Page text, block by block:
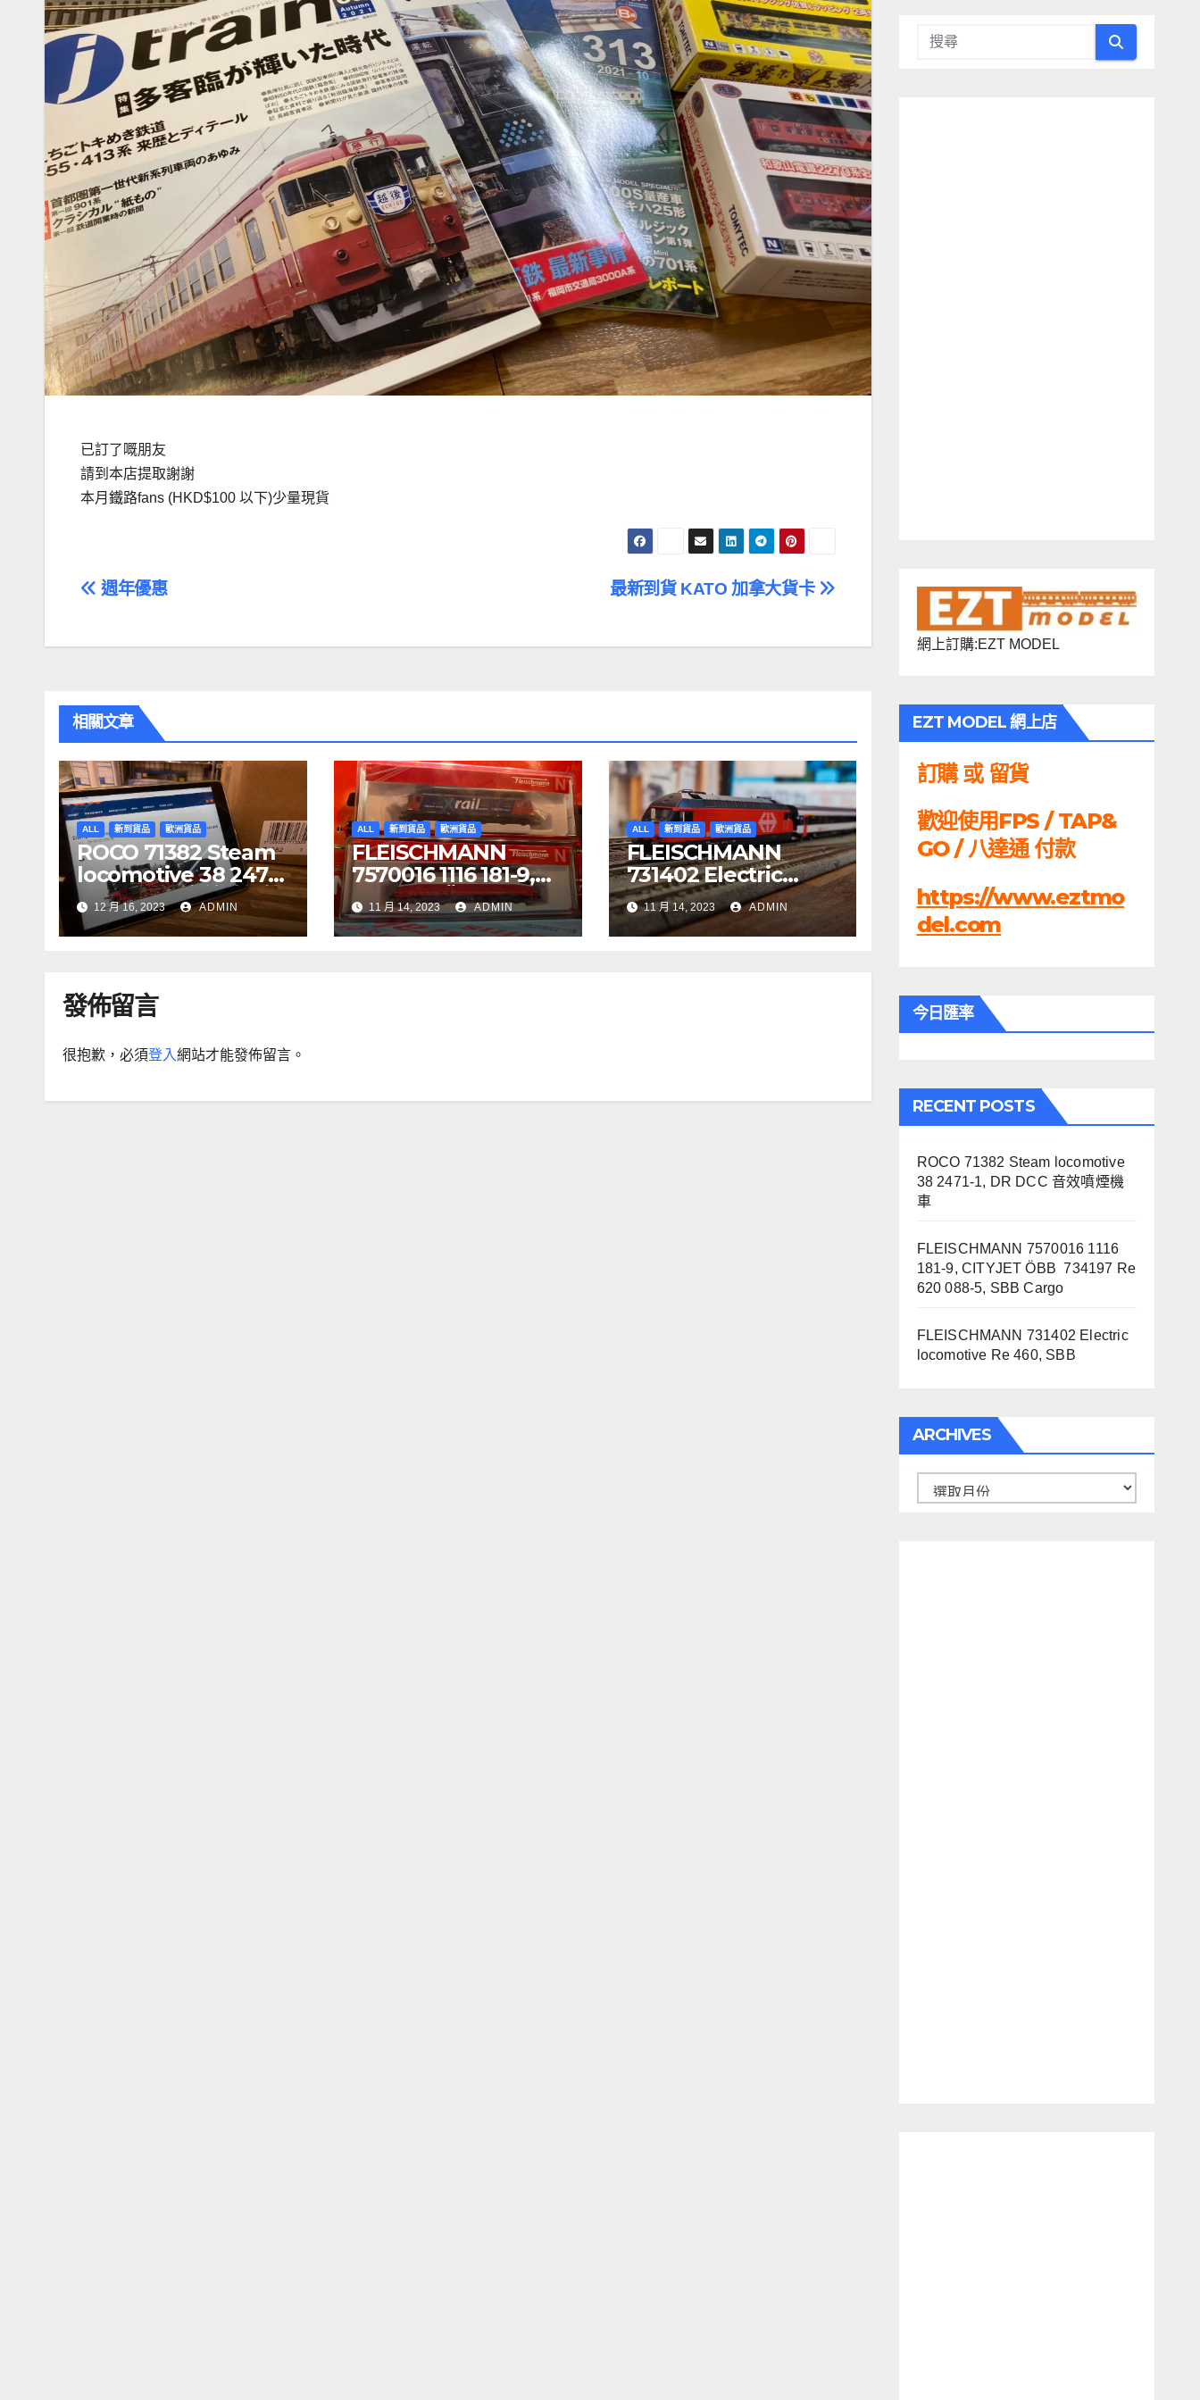
已訂了嘅朋友
請到本店提取謝謝
本月鐵路fans (HKD$100 以下)少量現貨
文
覽
最新到貨 KATO 加拿大貨卡
週年優惠
相關文章
ALL 新到貨品 歐洲貨品
ROCO 71382 Steam
locomotive 38 2471-
1, DR DCC 音效噴煙機
車12 月 16, 2023 ADMIN
ALL 新到貨品 歐洲貨品
FLEISCHMANN
7570016 1116 181-9,
CITYJET ÖBB
734197 Re 620 088-
5, SBB Cargo
11 月 14, 2023 ADMIN
ALL 新到貨品 歐洲貨品
FLEISCHMANN
731402 Electric
locomotive Re 460,
SBB
11 月 14, 2023 ADMIN
發佈留言
很抱歉，必須登入網站才能發佈留言。
網上訂購:EZT MODEL
EZT MODEL 網上店
訂購 或 留貨
歡迎使用FPS / TAP&
GO / 八達通 付款
https://www.eztmo
del.com
今日匯率
RECENT POSTS
ROCO 71382 Steam locomotive
38 2471-1, DR DCC 音效噴煙機
車
FLEISCHMANN 7570016 1116
181-9, CITYJET ÖBB 734197 Re
620 088-5, SBB Cargo
FLEISCHMANN 731402 Electric
locomotive Re 460, SBB
ARCHIVES
Archives